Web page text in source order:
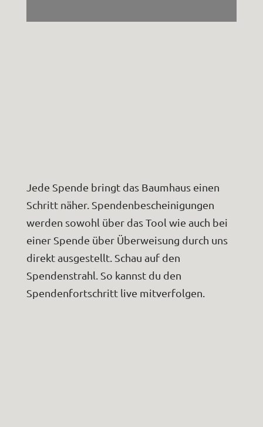
Jede Spende bringt das Baumhaus einen
Schritt näher. Spendenbescheinigungen
werden sowohl über das Tool wie auch bei
einer Spende über Überweisung durch uns
direkt ausgestellt. Schau auf den
Spendenstrahl. So kannst du den
Spendenfortschritt live mitverfolgen.